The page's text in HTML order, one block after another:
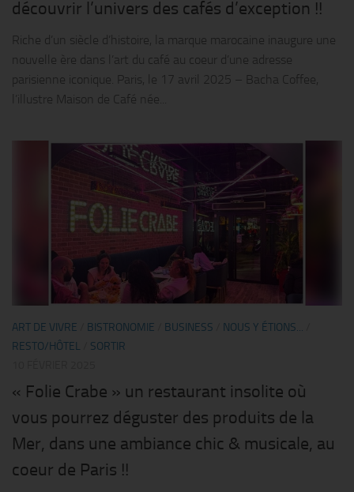
découvrir l’univers des cafés d’exception !!
Riche d’un siècle d’histoire, la marque marocaine inaugure une
nouvelle ère dans l’art du café au coeur d’une adresse
parisienne iconique. Paris, le 17 avril 2025 – Bacha Coffee,
l’illustre Maison de Café née...
ART DE VIVRE BISTRONOMIE BUSINESS NOUS Y ÉTIONS...
RESTO/HÔTEL
SORTIR
« Folie Crabe » un restaurant insolite où
vous pourrez déguster des produits de la
Mer, dans une ambiance chic & musicale, au
coeur de Paris !!